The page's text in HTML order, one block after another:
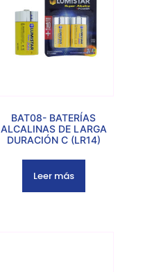
BAT08- BATERÍAS
ALCALINAS DE LARGA
DURACIÓN C (LR14)
Leer más